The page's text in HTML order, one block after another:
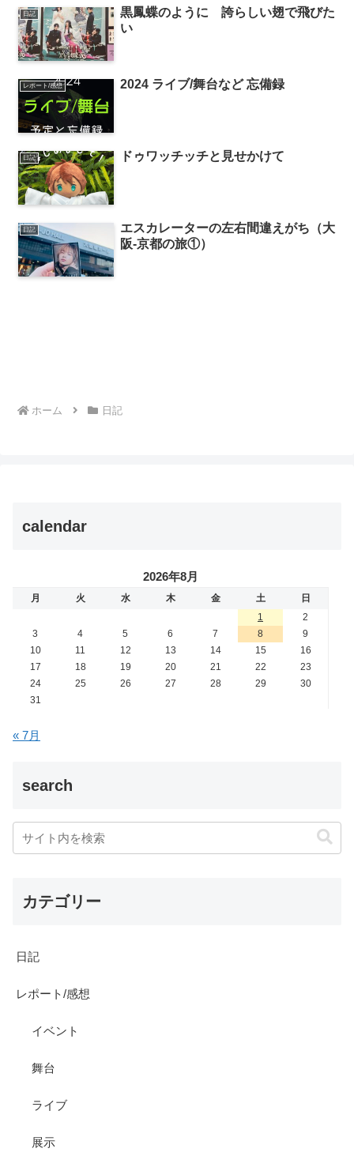
日記
黒鳳蝶のように 誇らしい翅で飛びた
い
レポート/感想 2024 ライブ/舞台など 忘備録
日記 ドゥワッチッチと見せかけて
日記
エスカレーターの左右間違えがち（大
阪-京都の旅①）
ホーム 日記
calendar
2026年8月
月 火 水 木 金 土
日
1
2
3
4 5 6 7 8
9
10
11 12 13 14 15
16
17
18 19 20 21 22
23
24
25 26 27 28 29
30
31
« 7月
search
カテゴリー
日記
レポート/感想
イベント
舞台
ライブ
展示